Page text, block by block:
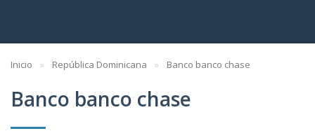
Inicio República Dominicana Banco banco chase
Banco banco chase